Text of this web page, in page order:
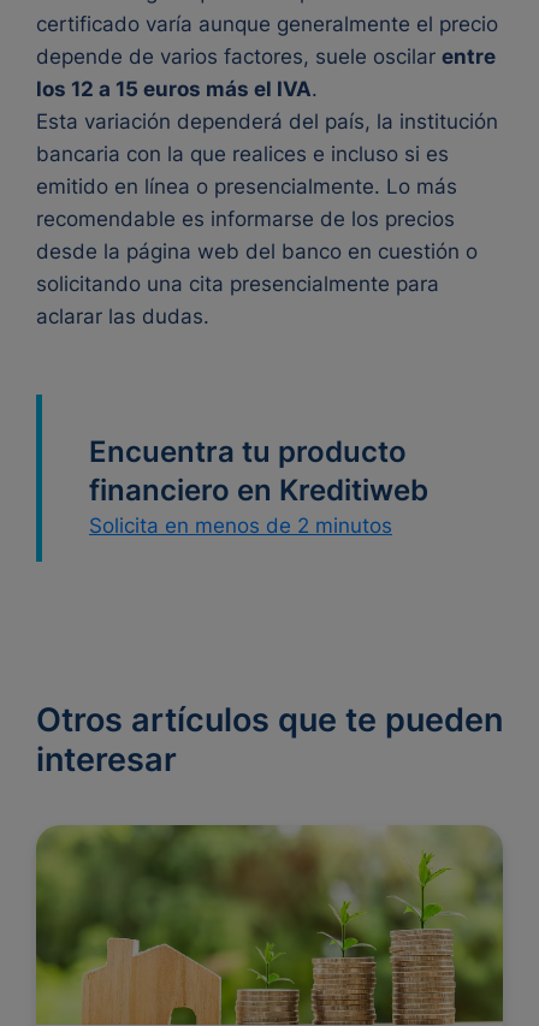
certificado varía aunque generalmente el precio
depende de varios factores, suele oscilar entre
los 12 a 15 euros más el IVA.
Esta variación dependerá del país, la institución
bancaria con la que realices e incluso si es
emitido en línea o presencialmente. Lo más
recomendable es informarse de los precios
desde la página web del banco en cuestión o
solicitando una cita presencialmente para
aclarar las dudas.
Encuentra tu producto
financiero en Kreditiweb
Solicita en menos de 2 minutos
Otros artículos que te pueden
interesar